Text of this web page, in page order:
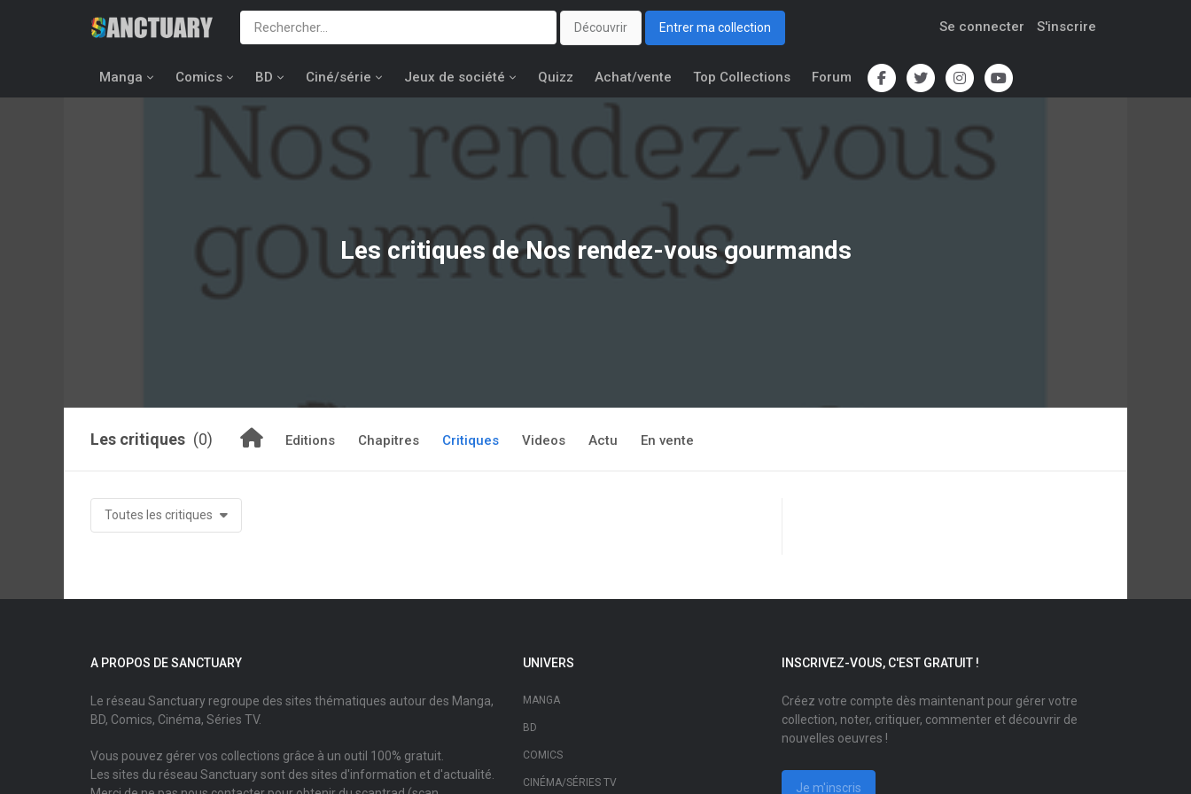
Découvrir Entrer ma collection Se connecter S'inscrire
Manga Comics BD Ciné/série Jeux de société Quizz Achat/vente Top Collections Forum
Les critiques de Nos rendez-vous gourmands
Les critiques (0) Editions Chapitres Critiques Videos Actu En vente
Toutes les critiques
A PROPOS DE SANCTUARY
Le réseau Sanctuary regroupe des sites thématiques autour des Manga,
BD, Comics, Cinéma, Séries TV.
Vous pouvez gérer vos collections grâce à un outil 100% gratuit.
Les sites du réseau Sanctuary sont des sites d'information et d'actualité.
UNIVERS
MANGA
BD
COMICS
CINÉMA/SÉRIES TV
INSCRIVEZ-VOUS, C'EST GRATUIT !
Créez votre compte dès maintenant pour gérer votre
collection, noter, critiquer, commenter et découvrir de
nouvelles oeuvres !
Je m'inscris